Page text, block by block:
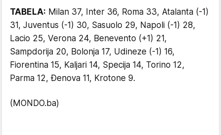
TABELA: Milan 37, Inter 36, Roma 33, Atalanta (-1)
31, Juventus (-1) 30, Sasuolo 29, Napoli (-1) 28,
Lacio 25, Verona 24, Benevento (+1) 21,
Sampdorija 20, Bolonja 17, Udineze (-1) 16,
Fiorentina 15, Kaljari 14, Specija 14, Torino 12,
Parma 12, Đenova 11, Krotone 9.
(MONDO.ba)